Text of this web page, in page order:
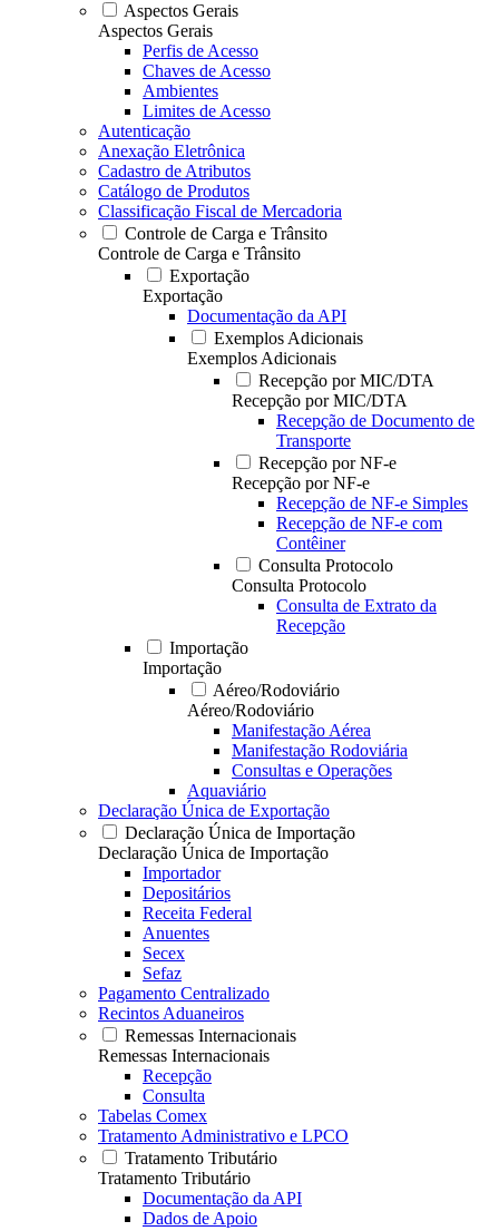
Aspectos Gerais
Aspectos Gerais
Perfis de Acesso
Chaves de Acesso
Ambientes
Limites de Acesso
Autenticação
Anexação Eletrônica
Cadastro de Atributos
Catálogo de Produtos
Classificação Fiscal de Mercadoria
Controle de Carga e Trânsito
Controle de Carga e Trânsito
Exportação
Exportação
Documentação da API
Exemplos Adicionais
Exemplos Adicionais
Recepção por MIC/DTA
Recepção por MIC/DTA
Recepção de Documento de
Transporte
Recepção por NF-e
Recepção por NF-e
Recepção de NF-e Simples
Recepção de NF-e com
Contêiner
Consulta Protocolo
Consulta Protocolo
Consulta de Extrato da
Recepção
Importação
Importação
Aéreo/Rodoviário
Aéreo/Rodoviário
Manifestação Aérea
Manifestação Rodoviária
Consultas e Operações
Aquaviário
Declaração Única de Exportação
Declaração Única de Importação
Declaração Única de Importação
Importador
Depositários
Receita Federal
Anuentes
Secex
Sefaz
Pagamento Centralizado
Recintos Aduaneiros
Remessas Internacionais
Remessas Internacionais
Recepção
Consulta
Tabelas Comex
Tratamento Administrativo e LPCO
Tratamento Tributário
Tratamento Tributário
Documentação da API
Dados de Apoio